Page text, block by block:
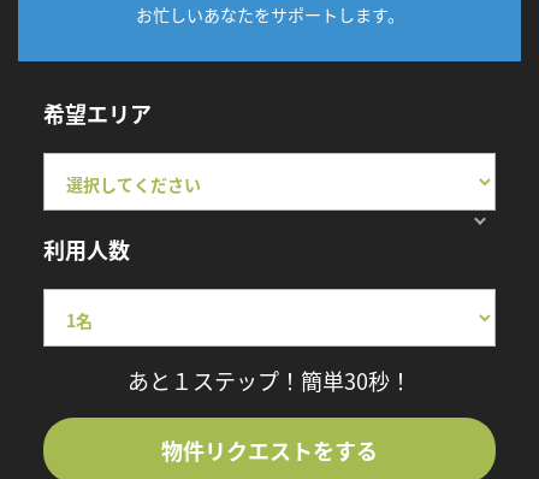
お忙しいあなたをサポートします。
希望エリア
利用人数
あと１ステップ！簡単30秒！
物件リクエストをする